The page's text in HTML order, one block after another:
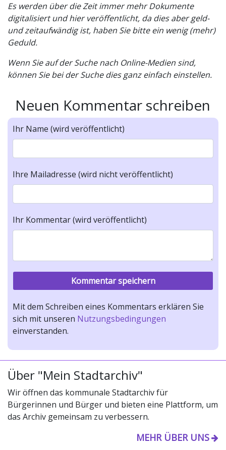
Es werden über die Zeit immer mehr Dokumente
digitalisiert und hier veröffentlicht, da dies aber geld-
und zeitaufwändig ist, haben Sie bitte ein wenig (mehr)
Geduld.
Wenn Sie auf der Suche nach Online-Medien sind,
können Sie bei der Suche dies ganz einfach einstellen.
Neuen Kommentar schreiben
Ihr Name (wird veröffentlicht)
Ihre Mailadresse (wird nicht veröffentlicht)
Ihr Kommentar (wird veröffentlicht)
Mit dem Schreiben eines Kommentars erklären Sie
sich mit unseren Nutzungsbedingungen
einverstanden.
Über "Mein Stadtarchiv"
Wir öffnen das kommunale Stadtarchiv für
Bürgerinnen und Bürger und bieten eine Plattform, um
das Archiv gemeinsam zu verbessern.
MEHR ÜBER UNS